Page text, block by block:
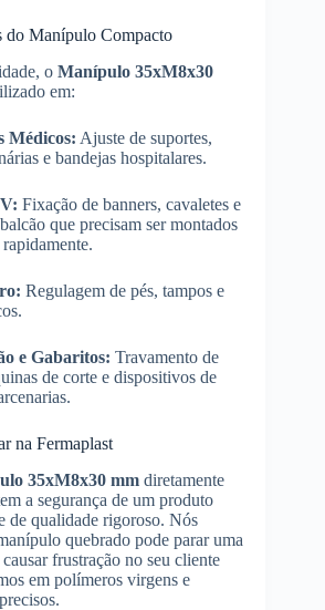
do Manípulo Compacto
o Manípulo 35xM8x30
em:
Médicos: Ajuste de suportes,
e bandejas hospitalares.
Fixação de banners, cavaletes e
que precisam ser montados
Regulagem de pés, tampos e
e Gabaritos: Travamento de
de corte e dispositivos de
na Fermaplast
35xM8x30 mm diretamente
a segurança de um produto
de qualidade rigoroso. Nós
quebrado pode parar uma
frustração no seu cliente
em polímeros virgens e